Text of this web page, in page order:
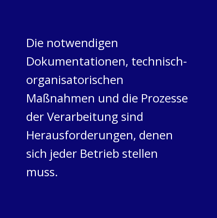
Die notwendigen
Dokumentationen, technisch-
organisatorischen
Maßnahmen und die Prozesse
der Verarbeitung sind
Herausforderungen, denen
sich jeder Betrieb stellen
muss.